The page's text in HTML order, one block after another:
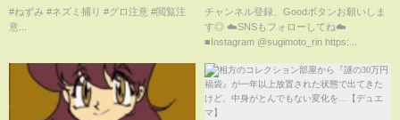
まえる！よーく見ると…#short
#ねずみ#100均
#ねずみ #ネズミ捕り #グロ注意 #閲覧注
意...
チャンネル登録、Goodボタンお願いしま
す◎ ☁️SNSもフォローしてね☁️
■Instagram @sugimoto_rin https:...